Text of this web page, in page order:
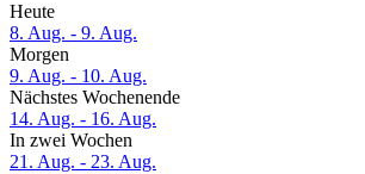
Heute
8. Aug. - 9. Aug.
Morgen
9. Aug. - 10. Aug.
Nächstes Wochenende
14. Aug. - 16. Aug.
In zwei Wochen
21. Aug. - 23. Aug.